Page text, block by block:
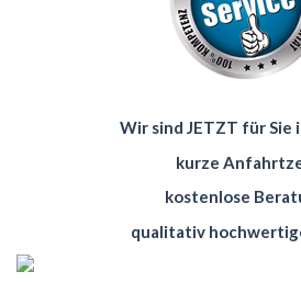
Wir sind JETZT für Sie
kurze
kostenlose
qualitativ